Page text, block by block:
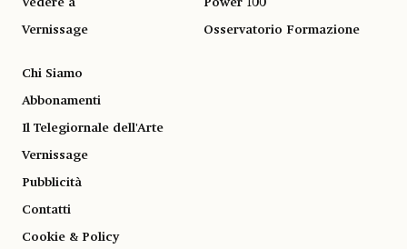
Vedere a
Vernissage
Power 100
Osservatorio Formazione
Chi Siamo
Abbonamenti
Il Telegiornale dell'Arte
Vernissage
Pubblicità
Contatti
Cookie & Policy